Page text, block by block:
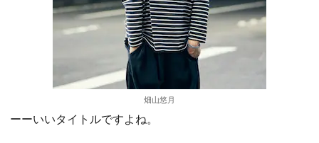
畑山悠月
ーーいいタイトルですよね。